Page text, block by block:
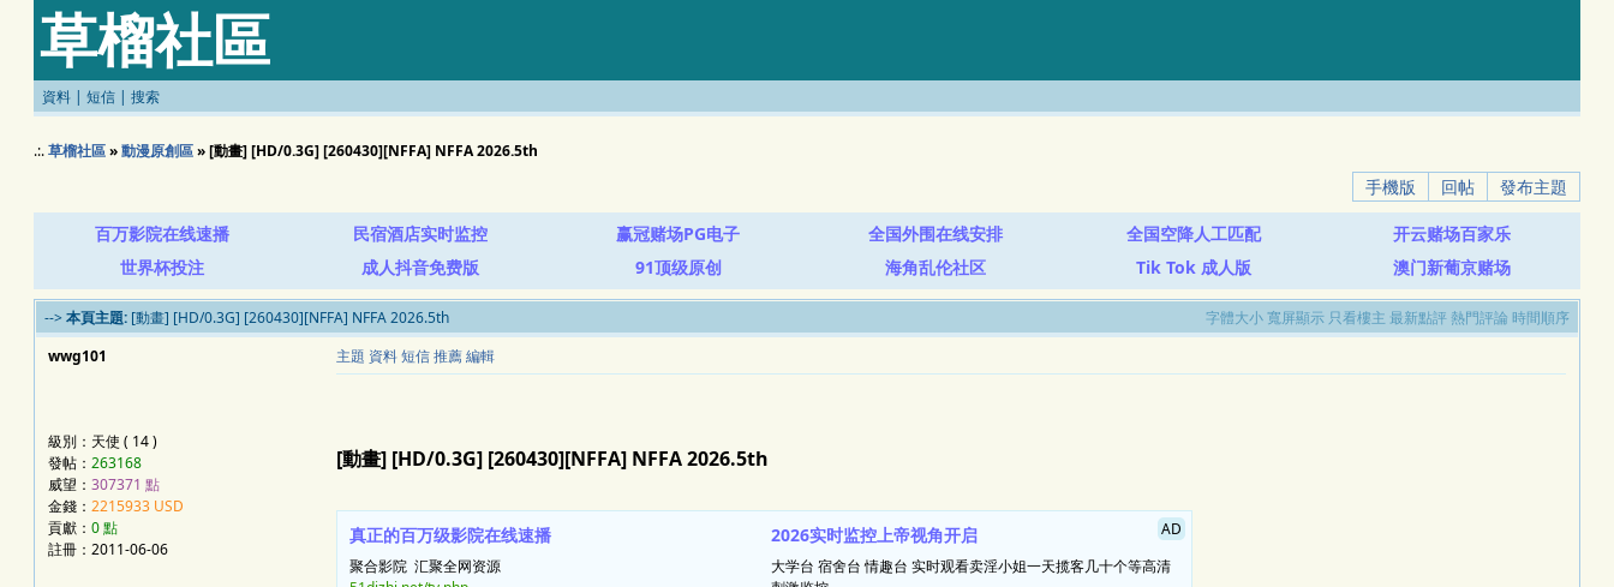
草榴社區
資料 | 短信 | 搜索
.:.草榴社區»動漫原創區» [動畫] [HD/0.3G] [260430][NFFA] NFFA 2026.5th
手機版 回帖 發布主題
百万影院在线速播 民宿酒店实时监控 赢冠赌场PG电子 全国外围在线安排 全国空降人工匹配
开云赌场百家乐
世界杯投注
成人抖音免费版 91顶级原创 海角乱伦社区 Tik Tok 成人版 澳门新葡京赌场
--> 本頁主題: [動畫] [HD/0.3G] [260430][NFFA] NFFA 2026.5th 字體大小寬屏顯示 只看樓主 最新點評熱門評論 時間順序
wwg101
級別：天使 ( 14 )
發帖： 263168
威望： 307371 點
金錢： 2215933 USD
貢獻： 0 點
註冊：2011-06-06
主題 資料短信推薦編輯
[動畫] [HD/0.3G] [260430][NFFA] NFFA 2026.5th
真正的百万级影院在线速播
聚合影院 汇聚全网资源
2026实时监控上帝视角开启
大学台 宿舍台 情趣台 实时观看卖淫小姐一天揽客几十个等高清
AD